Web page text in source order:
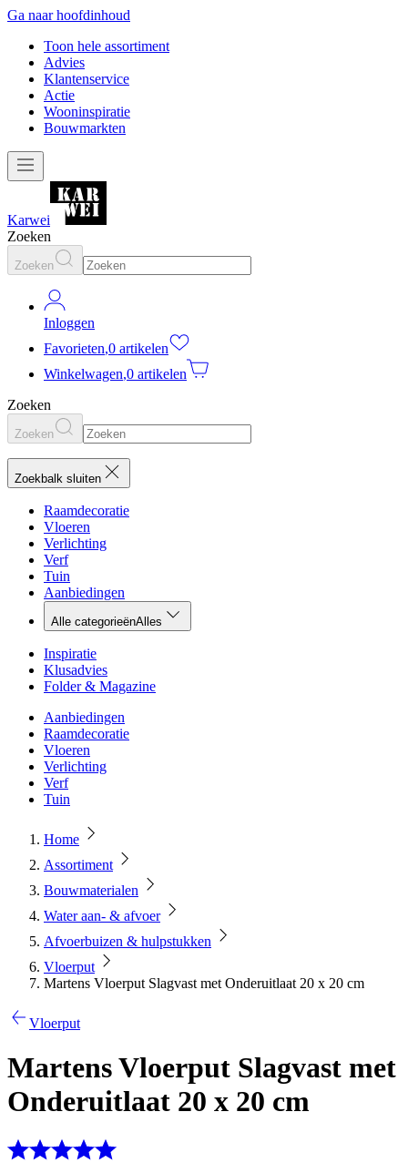
Ga naar hoofdinhoud
Toon hele assortiment
Advies
Klantenservice
Actie
Wooninspiratie
Bouwmarkten
Karwei
Zoeken
Zoeken
Inloggen
Favorieten,0 artikelen
Winkelwagen,0 artikelen
Zoeken
Zoeken
Zoekbalk sluiten
Raamdecoratie
Vloeren
Verlichting
Verf
Tuin
Aanbiedingen
Alle categorieënAlles
Inspiratie
Klusadvies
Folder & Magazine
Aanbiedingen
Raamdecoratie
Vloeren
Verlichting
Verf
Tuin
Home
Assortiment
Bouwmaterialen
Water aan- & afvoer
Afvoerbuizen & hulpstukken
Vloerput
Martens Vloerput Slagvast met Onderuitlaat 20 x 20 cm
Vloerput
Martens Vloerput Slagvast met
Onderuitlaat 20 x 20 cm